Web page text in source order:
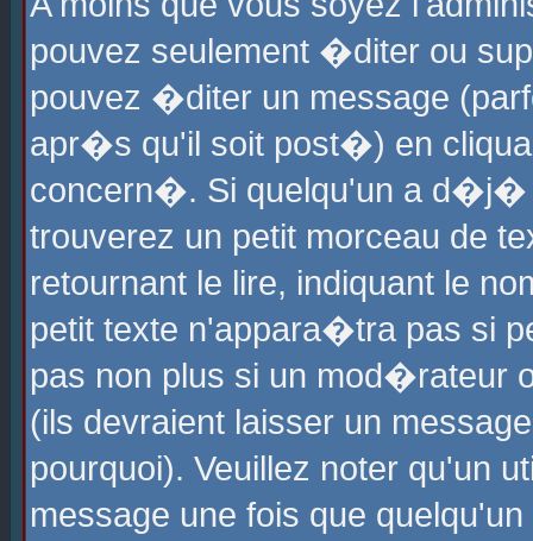
pouvez seulement �diter ou
pouvez �diter un message
apr�s qu'il soit post�) en
concern�. Si quelqu'un a
trouverez un petit morceau de
retournant le lire, indiquant le
petit texte n'appara�tra pas si
pas non plus si un mod�rateur
(ils devraient laisser un
pourquoi). Veuillez noter qu'un
message une fois que